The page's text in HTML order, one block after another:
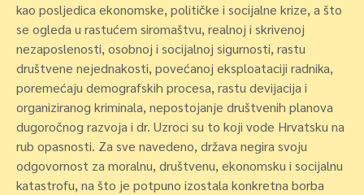
kao posljedica ekonomske, političke i socijalne krize, a što
se ogleda u rastućem siromaštvu, realnoj i skrivenoj
nezaposlenosti, osobnoj i socijalnoj sigurnosti, rastu
društvene nejednakosti, povećanoj eksploataciji radnika,
poremećaju demografskih procesa, rastu devijacija i
organiziranog kriminala, nepostojanje društvenih planova
dugoročnog razvoja i dr. Uzroci su to koji vode Hrvatsku na
rub opasnosti. Za sve navedeno, država negira svoju
odgovornost za moralnu, društvenu, ekonomsku i socijalnu
katastrofu, na što je potpuno izostala konkretna borba